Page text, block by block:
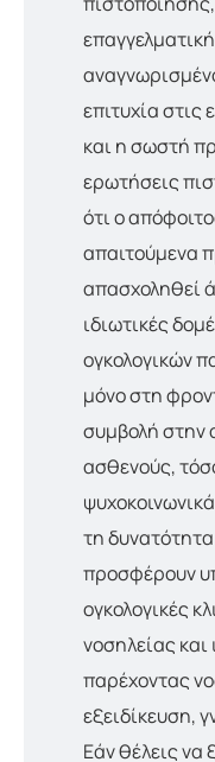
επιτυχία στις
και η σωστή
ερωτήσεις
ότι ο
απαιτούμενα
απασχοληθεί
ιδιωτικές
ογκολογικών
μόνο στη
συμβολή στην
ασθενούς,
τη
προσφέρουν
ογκολογικές
νοσηλείας και
παρέχοντας
εξειδίκευση,
Εάν θέλεις να